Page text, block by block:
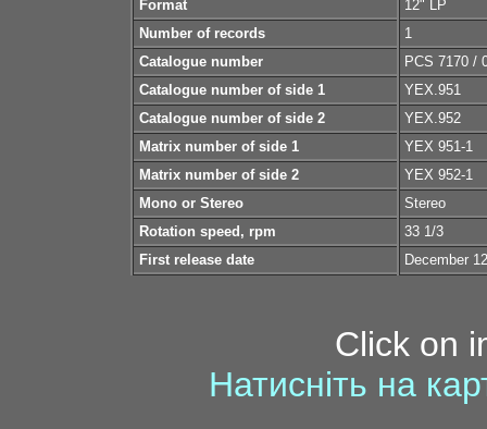
Format
12" LP
Number of records
1
Catalogue number
PCS 7170 /
Catalogue number of side 1
YEX.951
Catalogue number of side 2
YEX.952
Matrix number of side 1
YEX 951-1
Matrix number of side 2
YEX 952-1
Mono or Stereo
Stereo
Rotation speed, rpm
33 1/3
First release date
December
Click on
Натисніть на